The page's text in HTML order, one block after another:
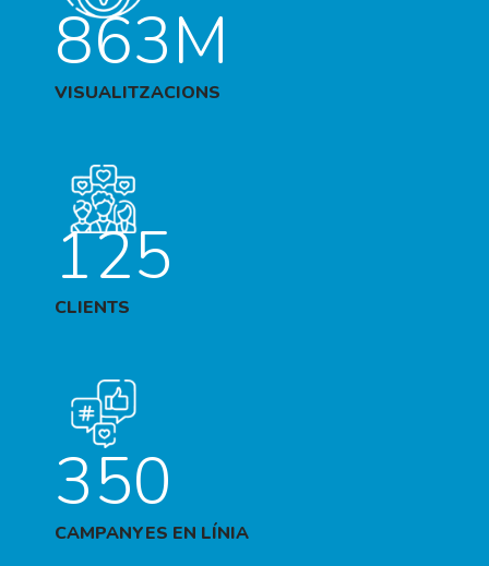
863M
VISUALITZACIONS
125
CLIENTS
350
CAMPANYES EN LÍNIA